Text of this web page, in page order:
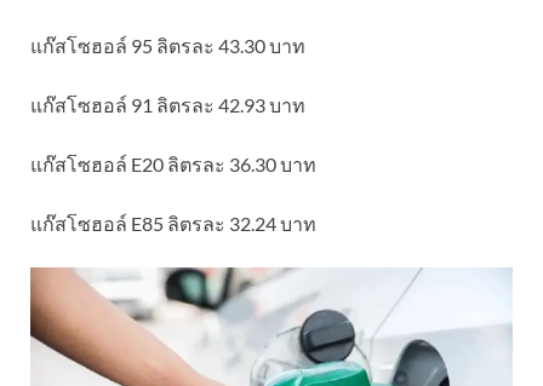
แก๊สโซฮอล์ 95 ลิตรละ 43.30 บาท
แก๊สโซฮอล์ 91 ลิตรละ 42.93 บาท
แก๊สโซฮอล์ E20 ลิตรละ 36.30 บาท
แก๊สโซฮอล์ E85 ลิตรละ 32.24 บาท